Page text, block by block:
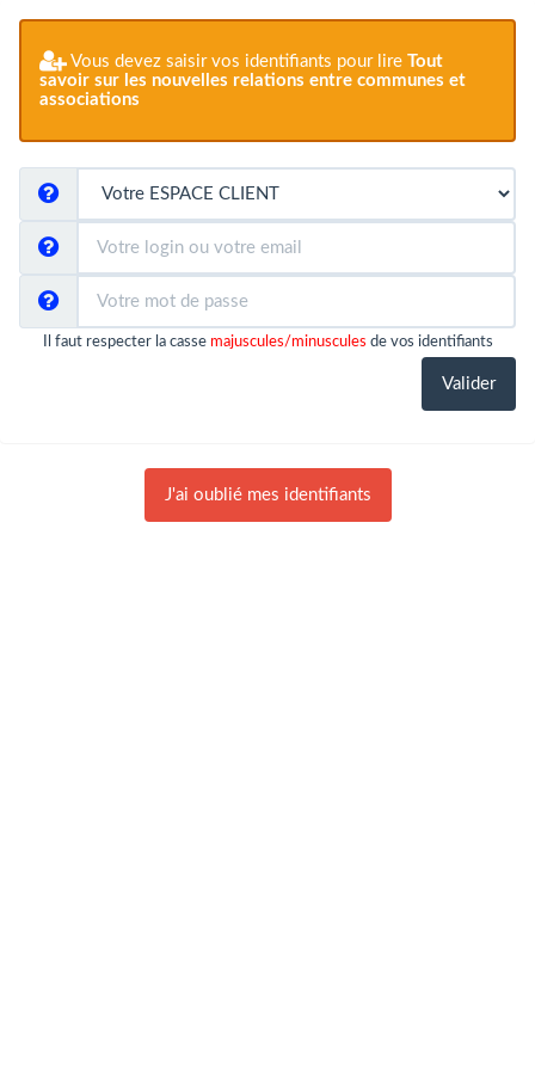
Vous devez saisir vos identifiants pour lire Tout
savoir sur les nouvelles relations entre communes et
associations
Il faut respecter la casse majuscules/minuscules de vos identifiants
J'ai oublié mes identifiants